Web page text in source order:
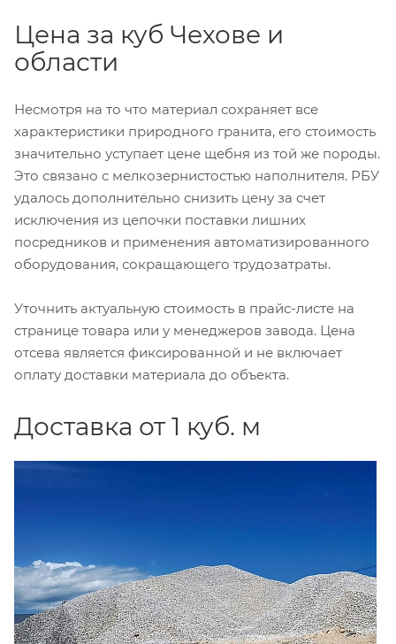
Цена за куб Чехове и
области
Несмотря на то что материал сохраняет все
характеристики природного гранита, его стоимость
значительно уступает цене щебня из той же породы.
Это связано с мелкозернистостью наполнителя. РБУ
удалось дополнительно снизить цену за счет
исключения из цепочки поставки лишних
посредников и применения автоматизированного
оборудования, сокращающего трудозатраты.
Уточнить актуальную стоимость в прайс-листе на
странице товара или у менеджеров завода. Цена
отсева является фиксированной и не включает
оплату доставки материала до объекта.
Доставка от 1 куб. м